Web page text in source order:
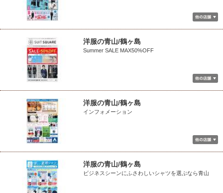
洋服の青山/鶴ヶ島
Summer SALE MAX50%OFF
洋服の青山/鶴ヶ島
インフォメーション
洋服の青山/鶴ヶ島
ビジネスシーンにふさわしいシャツを選ぶなら青山